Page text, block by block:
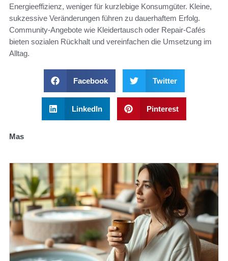
Energieeffizienz, weniger für kurzlebige Konsumgüter. Kleine,
sukzessive Veränderungen führen zu dauerhaftem Erfolg.
Community‑Angebote wie Kleidertausch oder Repair‑Cafés
bieten sozialen Rückhalt und vereinfachen die Umsetzung im
Alltag.
Facebook Twitter
LinkedIn Pinterest
Mas